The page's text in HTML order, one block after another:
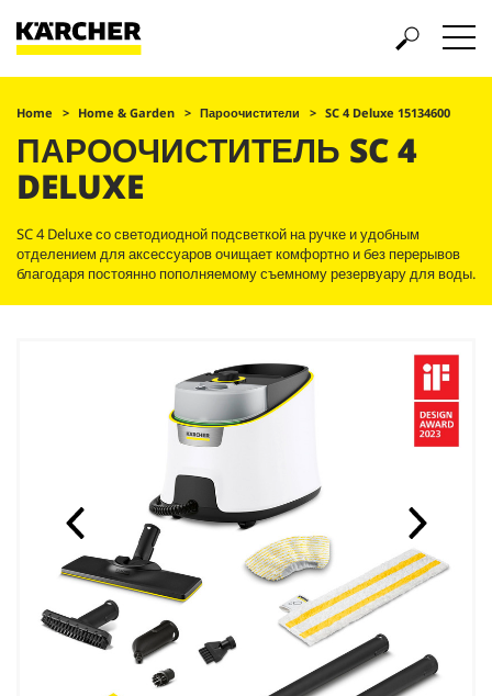
Home Home & Garden Пароочистители SC 4 Deluxe 15134600
ПАРООЧИСТИТЕЛЬ SC 4
DELUXE
SC 4 Deluxe со светодиодной подсветкой на ручке и удобным
отделением для аксессуаров очищает комфортно и без перерывов
благодаря постоянно пополняемому съемному резервуару для воды.